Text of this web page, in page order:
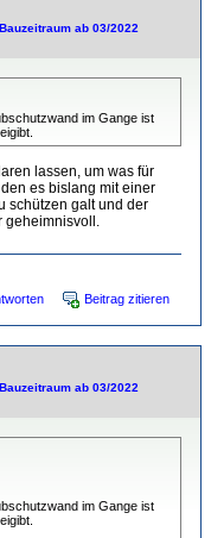
ab 03/2022
im Gange ist
lassen, um was für
es bislang mit einer
schützen galt und der
geheimnisvoll.
Beitrag zitieren
ab 03/2022
im Gange ist